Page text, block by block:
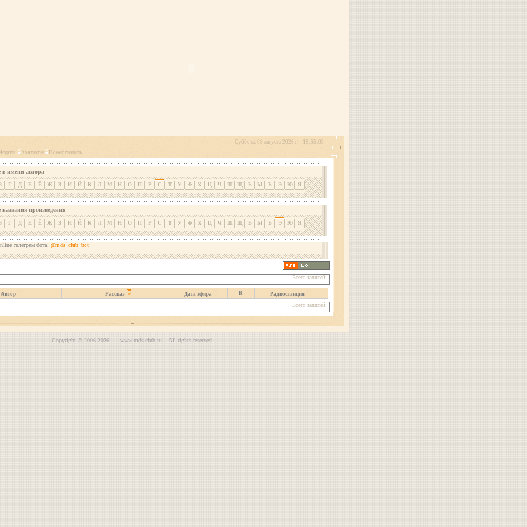
18:55:03
Суббота, 08 августа 2026 г.
Форум
Контакты Пожертвовать
в имени автора
Г Д Е Ё Ж З И Й К Л М Н О П Р С Т У Ф Х Ц Ч Ш Щ Ь Ы Ъ Э Ю Я
произведения
Г Д Е Ё Ж З И Й К Л М Н О П Р С Т У Ф Х Ц Ч Ш Щ Ь Ы Ъ Э Ю Я
телеграм бота: @mds_club_bot
Всего записей:
Автор Рассказ Дата эфира R
Радиостанция
Всего записей:
Copyright © 2006-2026 www.mds-club.ru All rights reserved